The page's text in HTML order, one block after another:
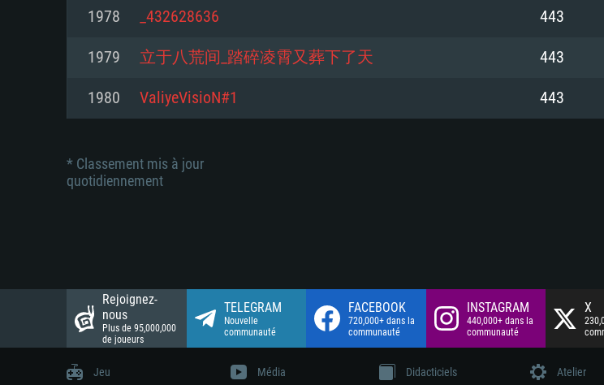
Disque dur: 23.1 Go (client minimal)
Disque dur: 62,2 Go (client minimal)
Connection: Connexion Internet à haut débit
Disque dur: 62,2 Go (client minimal)
1978 _432628636 443
1979 立于八荒间_踏碎凌霄又葬下了天 443
1980 ValiyeVisioN#1 443
* Classement mis à jour
quotidiennement
Rejoignez-
nous
Plus de 95,000,000
de joueurs
TELEGRAM
Nouvelle
communauté
FACEBOOK
720,000+ dans la
communauté
INSTAGRAM
440,000+ dans la
communauté
X
Jeu
Média
Didacticiels
Atelier